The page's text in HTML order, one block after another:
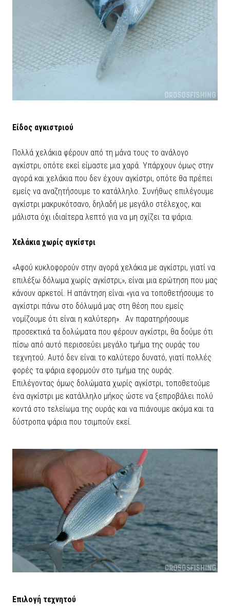
Είδος αγκιστριού
Πολλά χελάκια φέρουν από τη μάνα τους το ανάλογο
αγκίστρι, οπότε εκεί είμαστε μια χαρά. Υπάρχουν όμως στην
αγορά και χελάκια που δεν έχουν αγκίστρι, οπότε θα πρέπει
εμείς να αναζητήσουμε το κατάλληλο. Συνήθως επιλέγουμε
αγκίστρι μακρυκότσανο, δηλαδή με μεγάλο στέλεχος, και
μάλιστα όχι ιδιαίτερα λεπτό για να μη σχίζει τα ψάρια.
Χελάκια χωρίς αγκίστρι
«Αφού κυκλοφορούν στην αγορά χελάκια με αγκίστρι, γιατί να
επιλέξω δόλωμα χωρίς αγκίστρι;», είναι μια ερώτηση που μας
κάνουν αρκετοί. Η απάντηση είναι «για να τοποθετήσουμε το
αγκίστρι πάνω στο δόλωμά μας στη θέση που εμείς
νομίζουμε ότι είναι η καλύτερη». Αν παρατηρήσουμε
προσεκτικά τα δολώματα που φέρουν αγκίστρι, θα δούμε ότι
πίσω από αυτό περισσεύει μεγάλο τμήμα της ουράς του
τεχνητού. Αυτό δεν είναι το καλύτερο δυνατό, γιατί πολλές
φορές τα ψάρια εφορμούν στο τμήμα της ουράς.
Επιλέγοντας όμως δολώματα χωρίς αγκίστρι, τοποθετούμε
ένα αγκίστρι με κατάλληλο μήκος ώστε να ξεπροβάλει πολύ
κοντά στο τελείωμα της ουράς και να πιάνουμε ακόμα και τα
δύστροπα ψάρια που τσιμπούν εκεί.
Επιλογή τεχνητού